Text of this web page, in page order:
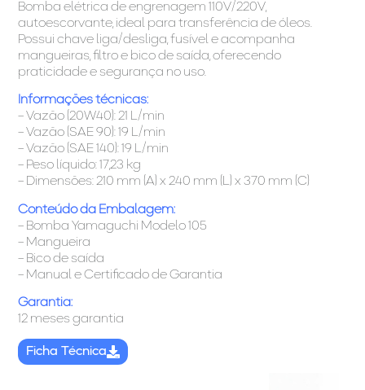
Bomba elétrica de engrenagem 110V/220V,
autoescorvante, ideal para transferência de óleos.
Possui chave liga/desliga, fusível e acompanha
mangueiras, filtro e bico de saída, oferecendo
praticidade e segurança no uso.
Informações técnicas:
– Vazão (20W40): 21 L/min
– Vazão (SAE 90): 19 L/min
– Vazão (SAE 140): 19 L/min
– Peso líquido: 17,23 kg
– Dimensões: 210 mm (A) x 240 mm (L) x 370 mm (C)
Conteúdo da Embalagem:
– Bomba Yamaguchi Modelo 105
– Mangueira
– Bico de saída
– Manual e Certificado de Garantia
Garantia:
12 meses garantia
Ficha Técnica